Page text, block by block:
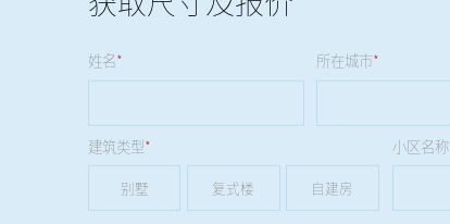
姓名* 所在城市*
建筑类型*
别墅 复式楼 自建房
小区名称